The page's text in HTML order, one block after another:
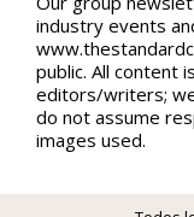
industry events
public. All content
editors/writers;
do not assume
images used.